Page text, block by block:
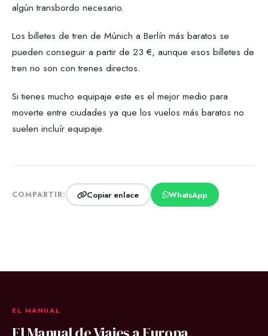
algún transbordo necesario.
Los billetes de tren de Múnich a Berlín más baratos se
pueden conseguir a partir de 23 €, aunque esos billetes de
tren no son con trenes directos.
Si tienes mucho equipaje este es el mejor medio para
moverte entre ciudades ya que los vuelos más baratos no
suelen incluír equipaje.
COMPARTIR: Copiar enlace WhatsApp
EL MANUAL